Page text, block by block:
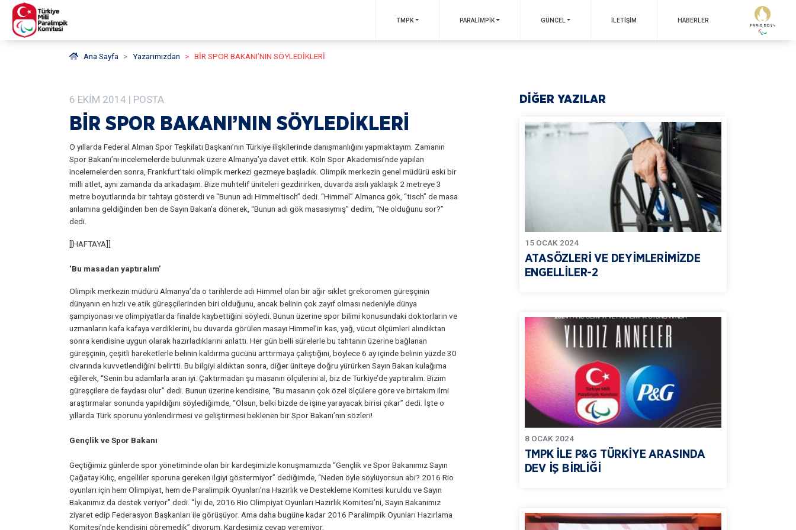
TMPK PARALİMPİK GÜNCEL İLETIŞIM HABERLER
Ana Sayfa Yazarımızdan BİR SPOR BAKANI’NIN SÖYLEDİKLERİ
6 EKIM 2014 | POSTA
BİR SPOR BAKANI’NIN SÖYLEDİKLERİ
O yıllarda Federal Alman Spor Teşkilatı Başkanı’nın Türkiye ilişkilerinde danışmanlığını yapmaktayım. Zamanın
Spor Bakanı’nı incelemelerde bulunmak üzere Almanya’ya davet ettik. Köln Spor Akademisi’nde yapılan
incelemelerden sonra, Frankfurt’taki olimpik merkezi gezmeye başladık. Olimpik merkezin genel müdürü eski bir
milli atlet, aynı zamanda da arkadaşım. Bize muhtelif üniteleri gezdirirken, duvarda asılı yaklaşık 2 metreye 3
metre boyutlarında bir tahtayı gösterdi ve “Bunun adı Himmeltisch” dedi. “Himmel” Almanca gök, “tisch” de masa
anlamına geldiğinden ben de Sayın Bakan’a dönerek, “Bunun adı gök masasıymış” dedim, “Ne olduğunu sor?”
dedi.
[[HAFTAYA]]
‘Bu masadan yaptıralım’
Olimpik merkezin müdürü Almanya’da o tarihlerde adı Himmel olan bir ağır sıklet grekoromen güreşçinin
dünyanın en hızlı ve atik güreşçilerinden biri olduğunu, ancak belinin çok zayıf olması nedeniyle dünya
şampiyonası ve olimpiyatlarda finalde kaybettiğini söyledi. Bunun üzerine spor bilimi konusundaki doktorların ve
uzmanların kafa kafaya verdiklerini, bu duvarda görülen masayı Himmel’in kas, yağ, vücut ölçümleri alındıktan
sonra kendisine uygun olarak hazırladıklarını anlattı. Her gün belli sürelerle bu tahtanın üzerine bağlanan
güreşçinin, çeşitli hareketlerle belinin kaldırma gücünü arttırmaya çalıştığını, böylece 6 ay içinde belinin yüzde 30
civarında kuvvetlendiğini belirtti. Bu bilgiyi aldıktan sonra, diğer üniteye doğru yürürken Sayın Bakan kulağıma
eğilerek, “Senin bu adamlarla aran iyi. Çaktırmadan şu masanın ölçülerini al, biz de Türkiye’de yaptıralım. Bizim
güreşçilere de faydası olur” dedi. Bunun üzerine kendisine, “Bu masanın çok özel ölçülere göre ve birtakım ilmi
araştırmalar sonunda yapıldığını söylediğimde, “Olsun, belki bizde de işine yarayacak birisi çıkar” dedi. İşte o
yıllarda Türk sporunu yönlendirmesi ve geliştirmesi beklenen bir Spor Bakanı’nın sözleri!
Gençlik ve Spor Bakanı
Geçtiğimiz günlerde spor yönetiminde olan bir kardeşimizle konuşmamızda “Gençlik ve Spor Bakanımız Sayın
Çağatay Kılıç, engelliler sporuna gereken ilgiyi göstermiyor” dediğimde, “Neden öyle söylüyorsun abi? 2016 Rio
oyunları için hem Olimpiyat, hem de Paralimpik Oyunları’na Hazırlık ve Destekleme Komitesi kuruldu ve Sayın
Bakanımız da destek veriyor” dedi. “İyi de, 2016 Rio Olimpiyat Oyunları Hazırlık Komitesi’ni, Sayın Bakanımız
ziyaret edip Federasyon Başkanları ile görüşüyor. Ama daha bugüne kadar 2016 Paralimpik Oyunları Hazırlama
Komitesi’nde kendisini göremedik” diyorum. Kardeşimiz cevap veremiyor.
DİĞER YAZILAR
15 OCAK 2024
ATASÖZLERİ VE DEYİMLERİMİZDE
ENGELLİLER-2
8 OCAK 2024
TMPK İLE P&G TÜRKİYE ARASINDA
DEV İŞ BİRLİĞİ